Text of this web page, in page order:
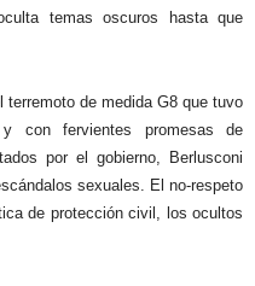
temas oscuros hasta que
de medida G8 que tuvo
con fervientes promesas de
por el gobierno, Berlusconi
sexuales. El no-respeto
de protección civil, los ocultos